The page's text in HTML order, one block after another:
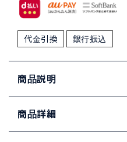
代金引換 銀行振込
商品説明
商品詳細